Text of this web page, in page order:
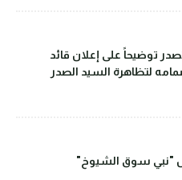
توضيحاً على إعلان قائد
لتظاهرة السيد الصدر
"نبي سوق الشيوخ"